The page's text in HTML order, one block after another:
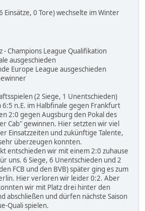
Einsätze, 0 Tore) wechselte im Winter
- Champions League Qualifikation
ausgeschieden
Europe League ausgeschieden
(2 Siege, 1 Unentschieden)
n.E. im Halbfinale gegen Frankfurt
2:0 gegen Augsburg den Pokal des
Cab" gewinnen. Hier setzten wir viel
Einsatzzeiten und zukünftige Talente,
überzeugen konnten.
entschieden wir mit einem 2:0 zuhause
uns. 6 Siege, 6 Unentschieden und 2
FCB und den BVB) später ging es zum
Hier verloren wir leider 0:2. Aber
wir mit Platz drei hinter den
abschließen und dürfen nächste Saison
Quali spielen.